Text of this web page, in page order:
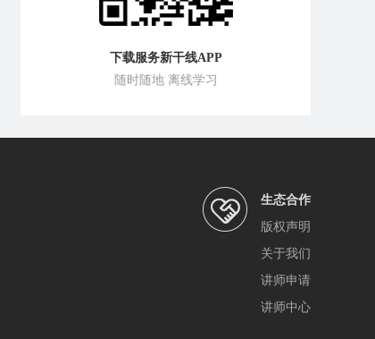
下载服务新干线APP
随时随地 离线学习
生态合作
版权声明
关于我们
讲师申请
讲师中心